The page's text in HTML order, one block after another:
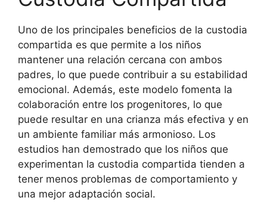
Uno de los principales beneficios de la custodia
compartida es que permite a los niños
mantener una relación cercana con ambos
padres, lo que puede contribuir a su estabilidad
emocional. Además, este modelo fomenta la
colaboración entre los progenitores, lo que
puede resultar en una crianza más efectiva y en
un ambiente familiar más armonioso. Los
estudios han demostrado que los niños que
experimentan la custodia compartida tienden a
tener menos problemas de comportamiento y
una mejor adaptación social.